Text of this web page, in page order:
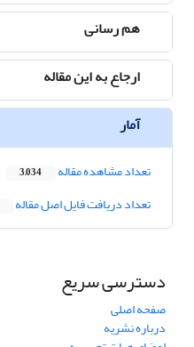
هم رسانی
ارجاع به این مقاله
آمار
تعداد مشاهده مقاله 3,034
تعداد دریافت فایل اصل مقاله
دسترسی سریع
صفحه اصلی
درباره نشریه